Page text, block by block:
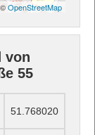
OpenStreetMap
von
55
51.768020